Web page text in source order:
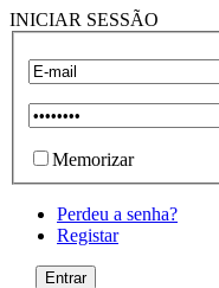
INICIAR SESSÃO
Memorizar
Perdeu a senha?
Registar